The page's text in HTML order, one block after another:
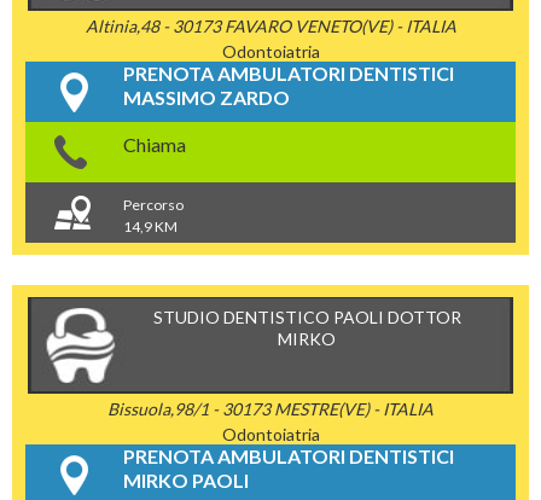
Altinia,48 - 30173 FAVARO VENETO(VE) - ITALIA
Odontoiatria
PRENOTA AMBULATORI DENTISTICI
MASSIMO ZARDO
Chiama
Percorso
14,9 KM
STUDIO DENTISTICO PAOLI DOTTOR
MIRKO
Bissuola,98/1 - 30173 MESTRE(VE) - ITALIA
Odontoiatria
PRENOTA AMBULATORI DENTISTICI
MIRKO PAOLI